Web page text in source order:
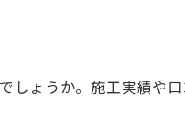
ょうか。施工実績や